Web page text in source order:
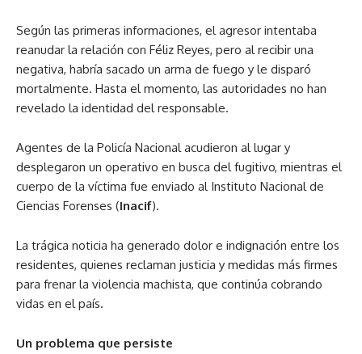
Según las primeras informaciones, el agresor intentaba
reanudar la relación con Féliz Reyes, pero al recibir una
negativa, habría sacado un arma de fuego y le disparó
mortalmente. Hasta el momento, las autoridades no han
revelado la identidad del responsable.
Agentes de la Policía Nacional acudieron al lugar y
desplegaron un operativo en busca del fugitivo, mientras el
cuerpo de la víctima fue enviado al Instituto Nacional de
Ciencias Forenses (Inacif).
La trágica noticia ha generado dolor e indignación entre los
residentes, quienes reclaman justicia y medidas más firmes
para frenar la violencia machista, que continúa cobrando
vidas en el país.
Un problema que persiste